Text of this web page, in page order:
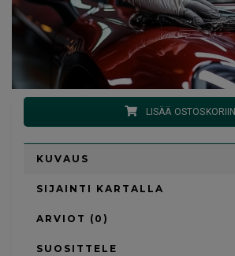
LISÄÄ OSTOSKORIIN
KUVAUS
SIJAINTI KARTALLA
ARVIOT (0)
SUOSITTELE